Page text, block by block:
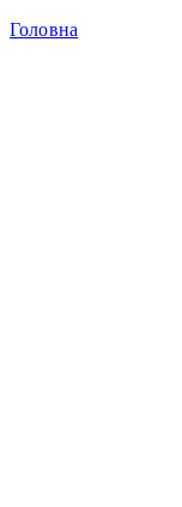
Головна